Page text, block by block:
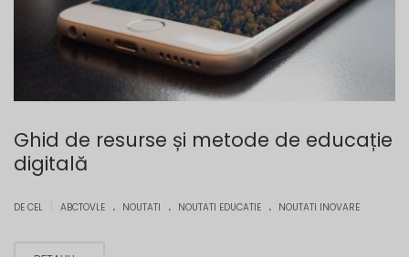
Ghid de resurse și metode de educație
digitală
DE CEL ABCTOVLE . NOUTATI . NOUTATI EDUCATIE . NOUTATI INOVARE